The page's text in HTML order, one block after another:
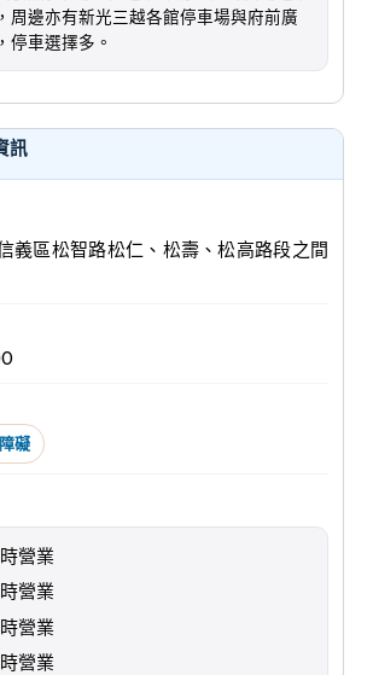
周邊亦有新光三越各館停車場與府前廣
停車選擇多。
訊
義區松智路松仁、松壽、松高路段之間
礙
營業
營業
營業
營業